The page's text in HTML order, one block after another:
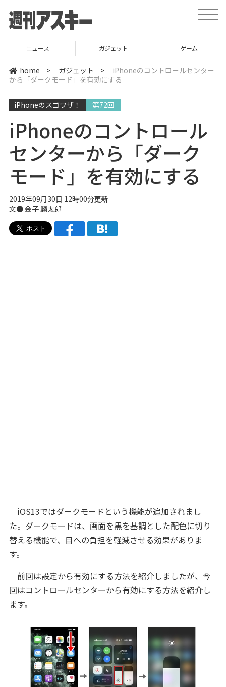
t
o
v
ニュース ガジェット ゲーム
home > ガジェット >
iPhoneのコントロールセンター
から「ダークモード」を有効にする
iPhoneのスゴワザ！ 第72回
iPhoneのコントロール
センターから「ダーク
モード」を有効にする
2019年09月30日 12時00分更新
文● 金子 麟太郎
iOS13ではダークモードという機能が追加されまし
た。ダークモードは、画面を黒を基調とした配色に切り
替える機能で、目への負担を軽減させる効果がありま
す。
前回は設定から有効にする方法を紹介しましたが、今
回はコントロールセンターから有効にする方法を紹介し
ます。